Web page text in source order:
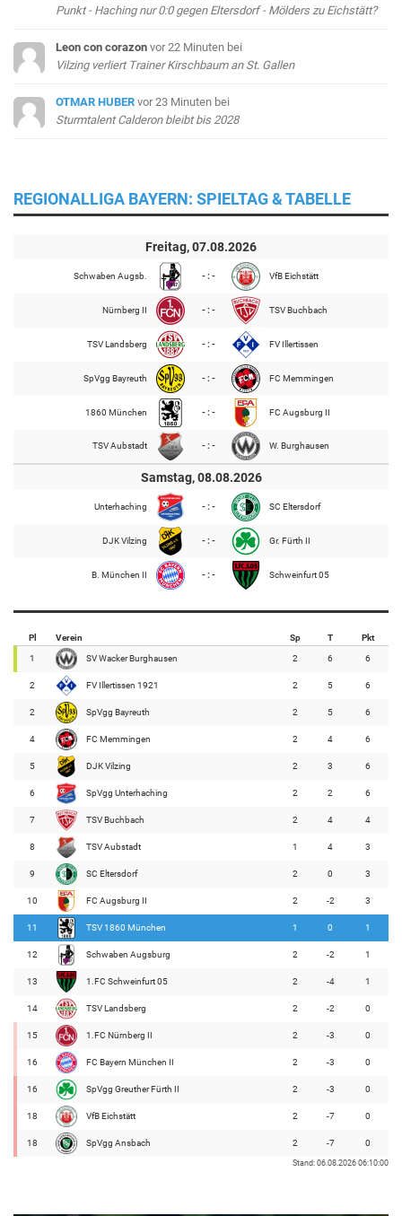
Punkt - Haching nur 0:0 gegen Eltersdorf - Mölders zu Eichstätt?
Leon con corazon vor 22 Minuten bei
Vilzing verliert Trainer Kirschbaum an St. Gallen
OTMAR HUBER vor 23 Minuten bei
Sturmtalent Calderon bleibt bis 2028
REGIONALLIGA BAYERN: SPIELTAG & TABELLE
Freitag, 07.08.2026
Schwaben Augsb. - : - VfB Eichstätt
Nürnberg II - : - TSV Buchbach
TSV Landsberg - : - FV Illertissen
SpVgg Bayreuth - : - FC Memmingen
1860 München - : - FC Augsburg II
TSV Aubstadt - : - W. Burghausen
Samstag, 08.08.2026
Unterhaching - : - SC Eltersdorf
DJK Vilzing - : - Gr. Fürth II
B. München II - : - Schweinfurt 05
Pl Verein Sp T Pkt
1 SV Wacker Burghausen 2 6 6
2 FV Illertissen 1921 2 5 6
2 SpVgg Bayreuth 2 5 6
4 FC Memmingen 2 4 6
5 DJK Vilzing 2 3 6
6 SpVgg Unterhaching 2 2 6
7 TSV Buchbach 2 4 4
8 TSV Aubstadt 1 4 3
9 SC Eltersdorf 2 0 3
10 FC Augsburg II 2 -2 3
11 TSV 1860 München 1 0 1
12 Schwaben Augsburg 2 -2 1
13 1.FC Schweinfurt 05 2 -4 1
14 TSV Landsberg 2 -2 0
15 1.FC Nürnberg II 2 -3 0
16 FC Bayern München II 2 -3 0
16 SpVgg Greuther Fürth II 2 -3 0
18 VfB Eichstätt 2 -7 0
18 SpVgg Ansbach 2 -7 0
Stand: 06.08.2026 06:10:00